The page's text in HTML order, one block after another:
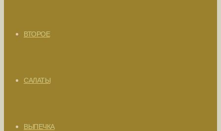
ВТОРОЕ
САЛАТЫ
ВЫПЕЧКА